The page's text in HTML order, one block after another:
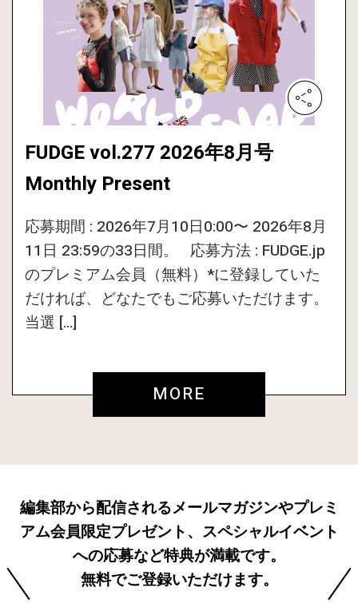
FUDGE vol.277 2026年8月号
Monthly Present
応募期間 : 2026年7月10日0:00〜 2026年8月
11日 23:59の33日間。 応募方法 : FUDGE.jp
のプレミアム会員（無料）*に登録していた
だければ、どなたでもご応募いただけます。
当選 […]
MORE
編集部から配信されるメールマガジンやプレミ
アム会員限定プレゼント、スペシャルイベント
への応募など特典が満載です。
無料でご登録いただけます。